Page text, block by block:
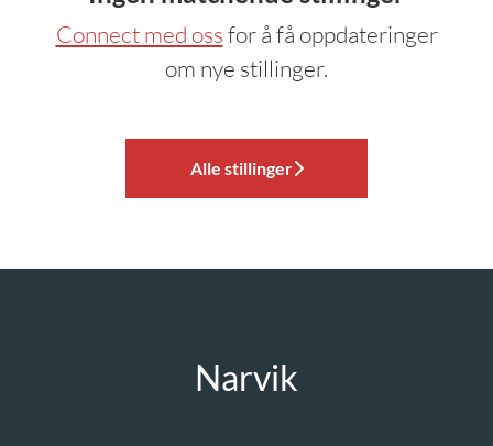
Connect med ossfor å få oppdateringer
om nye stillinger.
Alle stillinger
Narvik